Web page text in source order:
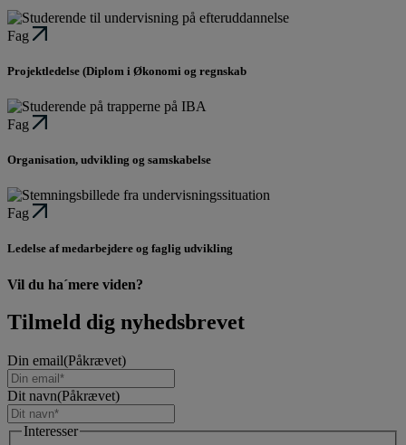
Fag
Projektledelse (Diplom i Økonomi og regnskab
Fag
Organisation, udvikling og samskabelse
Fag
Ledelse af medarbejdere og faglig udvikling
Vil du ha´mere viden?
Tilmeld dig nyhedsbrevet
Din email(Påkrævet)
Dit navn(Påkrævet)
Interesser